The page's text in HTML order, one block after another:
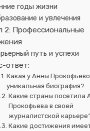
годы жизни
и увлечения
2: Профессиональные
путь и успехи
ответ:
Какая у Анны
уникальная биография?
Какие страны посетила
Прокофьева в своей
журналистской
Какие достижения